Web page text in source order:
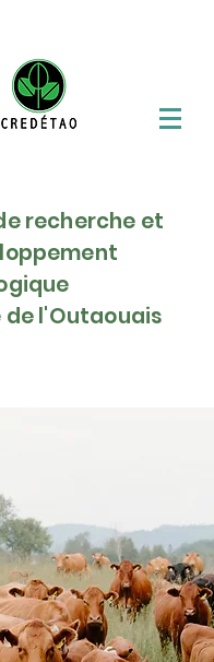
recherche et
l'Outaouais